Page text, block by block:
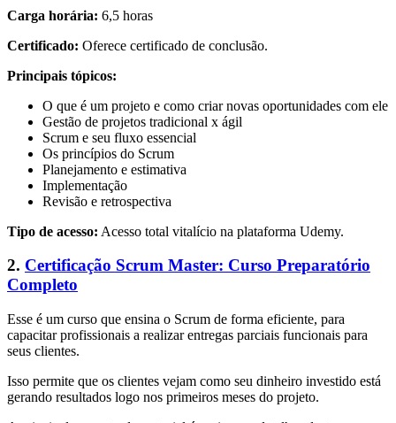
Carga horária: 6,5 horas
Certificado: Oferece certificado de conclusão.
Principais tópicos:
O que é um projeto e como criar novas oportunidades com ele
Gestão de projetos tradicional x ágil
Scrum e seu fluxo essencial
Os princípios do Scrum
Planejamento e estimativa
Implementação
Revisão e retrospectiva
Tipo de acesso: Acesso total vitalício na plataforma Udemy.
2. Certificação Scrum Master: Curso Preparatório
Completo
Esse é um curso que ensina o Scrum de forma eficiente, para
capacitar profissionais a realizar entregas parciais funcionais para
seus clientes.
Isso permite que os clientes vejam como seu dinheiro investido está
gerando resultados logo nos primeiros meses do projeto.